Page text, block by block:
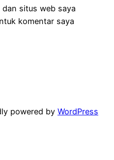
dan situs web saya
komentar saya
powered by WordPress